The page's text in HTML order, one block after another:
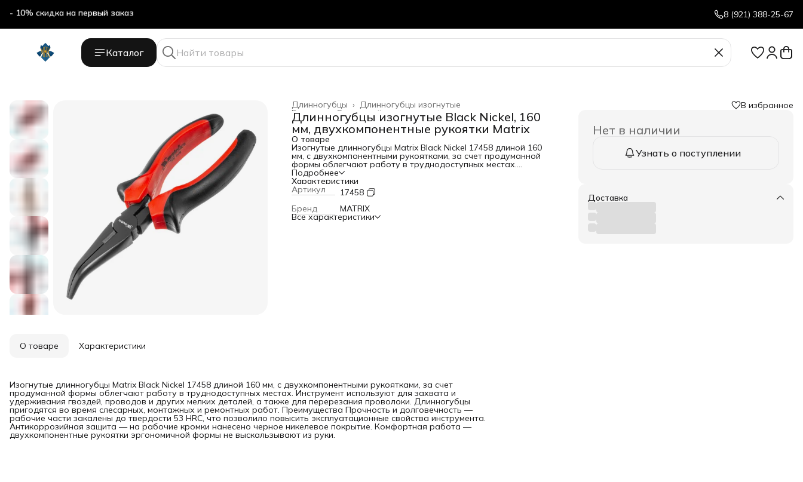
- 10% скидка на первый заказ 8 (921) 388-25-67
Каталог
Длинногубцы изогнутые
Длинногубцы ›
Слесарный инструмент ›
Главная ›
Длинногубцы изогнутые Black Nickel, 160
мм, двухкомпонентные рукоятки Matrix
О товаре
Изогнутые длинногубцы Matrix Black Nickel 17458 длиной 160
мм, с двухкомпонентными рукоятками, за счет продуманной
формы облегчают работу в труднодоступных местах.
Инструмент используют для захвата и удерживания гвоздей,
проводов и других мелких деталей, а также для перерезания
проволоки. Длинногубцы пригодятся во время слесарных,
монтажных и ремонтных работ. Преимущества Прочность и
долговечность — рабочие части закалены до твердости 53
HRC, что позволило повысить эксплуатационные свойства
инструмента. Антикоррозийная защита — на рабочие кромки
Подробнее
Характеристики
Артикул
17458
Бренд
MATRIX
Все характеристики
В избранное
Нет в наличии
Узнать о поступлении
Доставка
О товаре Характеристики
Изогнутые длинногубцы Matrix Black Nickel 17458 длиной 160 мм, с двухкомпонентными рукоятками, за счет
продуманной формы облегчают работу в труднодоступных местах. Инструмент используют для захвата и
удерживания гвоздей, проводов и других мелких деталей, а также для перерезания проволоки. Длинногубцы
пригодятся во время слесарных, монтажных и ремонтных работ. Преимущества Прочность и долговечность —
рабочие части закалены до твердости 53 HRC, что позволило повысить эксплуатационные свойства инструмента.
Антикоррозийная защита — на рабочие кромки нанесено черное никелевое покрытие. Комфортная работа —
двухкомпонентные рукоятки эргономичной формы не выскальзывают из руки.